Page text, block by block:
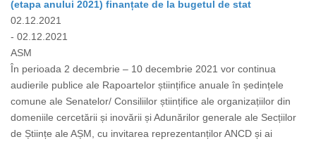
(etapa anului 2021) finanțate de la bugetul de stat
02.12.2021
- 02.12.2021
ASM
În perioada 2 decembrie – 10 decembrie 2021 vor continua
audierile publice ale Rapoartelor științifice anuale în ședințele
comune ale Senatelor/ Consiliilor științifice ale organizațiilor din
domeniile cercetării și inovării și Adunărilor generale ale Secțiilor
de Științe ale AȘM, cu invitarea reprezentanților ANCD și ai